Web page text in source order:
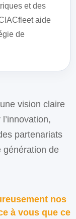
et des
aide
de
vision claire
partenariats
génération de
nos
à vous que ce